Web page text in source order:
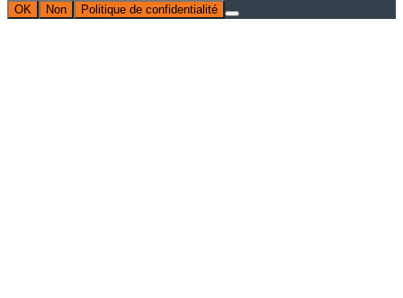
OK Non Politique de confidentialité